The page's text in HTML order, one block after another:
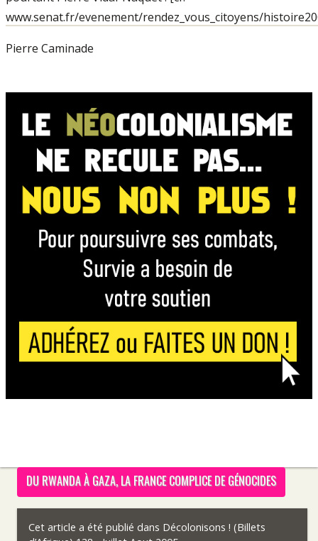
www.senat.fr/evenement/rendez_vous_citoyens/
Pierre Caminade
DU RWANDA À GAZA, LA FRANCE COMPLICE DE GÉNOCIDES
Cet article a été publié dans Décolonisons ! (Billets